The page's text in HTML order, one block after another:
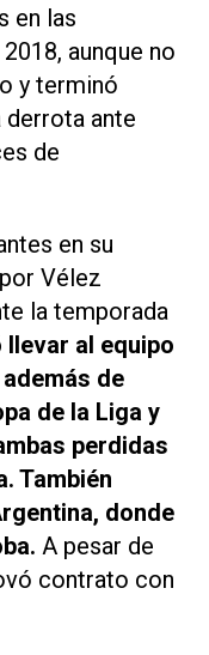
en las
aunque no
y terminó
derrota ante
de
en su
Vélez
la temporada
al equipo
de
de la Liga y
perdidas
También
donde
A pesar de
contrato con